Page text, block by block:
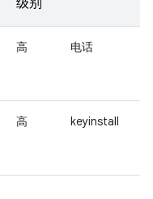
级别
高 电话
高 keyinstall